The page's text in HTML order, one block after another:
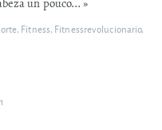
, Fitness, Fitnessrevolucionario,